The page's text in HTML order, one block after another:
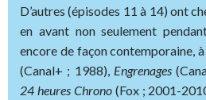
D’autres (épisodes 11 à 14) ont
en avant non seulement
encore de façon contemporaine,
(Canal+ ; 1988), Engrenages
24 heures Chrono (Fox ; 2001-